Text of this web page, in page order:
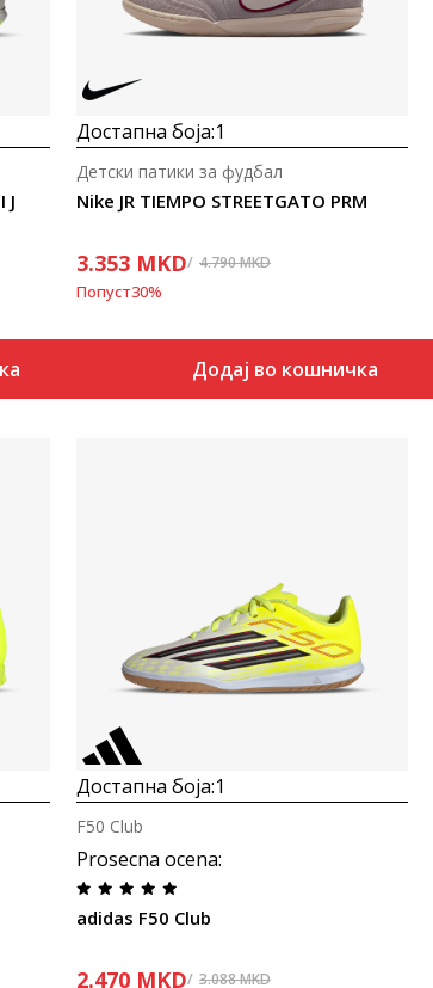
J
Достапна боја:1
Nike JR TIEMPO STREETGATO PRM
Детски патики за фудбал
3.353 MKD 4.790MKD
Попуст30%
Додај во кошничка
Uporedi
Достапна боја:1
Prosecna ocena:
adidas F50 Club
F50 Club
2.470 MKD 3.088MKD